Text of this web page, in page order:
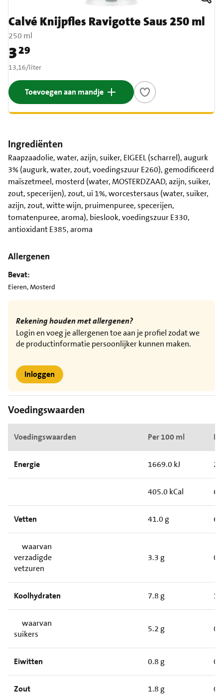
Calvé Knijpfles Ravigotte Saus 250 ml
250 ml
Prijs: € 3,29
329
€ 13,16 per liter
13,16/liter
Toevoegen aan mandje
Ingrediënten
Raapzaadolie, water, azijn, suiker, EIGEEL (scharrel), augurk
3% (augurk, water, zout, voedingszuur E260), gemodificeerd
maïszetmeel, mosterd (water, MOSTERDZAAD, azijn, suiker,
zout, specerijen), zout, ui 1%, worcestersaus (water, suiker,
azijn, zout, witte wijn, pruimenpuree, specerijen,
tomatenpuree, aroma), bieslook, voedingszuur E330,
antioxidant E385, aroma
Allergenen
Bevat:
Eieren, Mosterd
Rekening houden met allergenen?
Login en voeg je allergenen toe aan je profiel zodat we
de productinformatie persoonlijker kunnen maken.
Inloggen
Voedingswaarden
Voedingswaarden Per 100 ml
Energie 1669.0 kJ
405.0 kCal
Vetten 41.0 g
waarvan
verzadigde
vetzuren
3.3 g
Koolhydraten 7.8 g
waarvan
suikers
5.2 g
Eiwitten 0.8 g
Zout 1.8 g